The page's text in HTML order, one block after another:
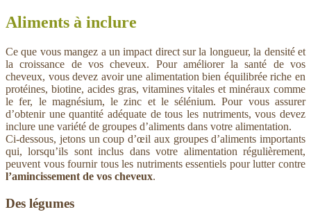
Aliments à inclure
Ce que vous mangez a un impact direct sur la longueur, la densité et
la croissance de vos cheveux. Pour améliorer la santé de vos
cheveux, vous devez avoir une alimentation bien équilibrée riche en
protéines, biotine, acides gras, vitamines vitales et minéraux comme
le fer, le magnésium, le zinc et le sélénium. Pour vous assurer
d’obtenir une quantité adéquate de tous les nutriments, vous devez
inclure une variété de groupes d’aliments dans votre alimentation.
Ci-dessous, jetons un coup d’œil aux groupes d’aliments importants
qui, lorsqu’ils sont inclus dans votre alimentation régulièrement,
peuvent vous fournir tous les nutriments essentiels pour lutter contre
l’amincissement de vos cheveux.
Des légumes